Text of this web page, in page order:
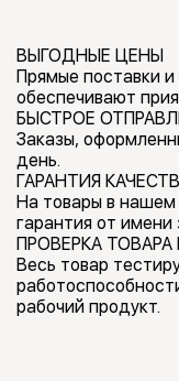
ВЫГОДНЫЕ ЦЕНЫ
Прямые поставки
обеспечивают
БЫСТРОЕ
Заказы,
день.
ГАРАНТИЯ
На товары в нашем
гарантия от
ПРОВЕРКА
Весь товар
рабочий продукт.